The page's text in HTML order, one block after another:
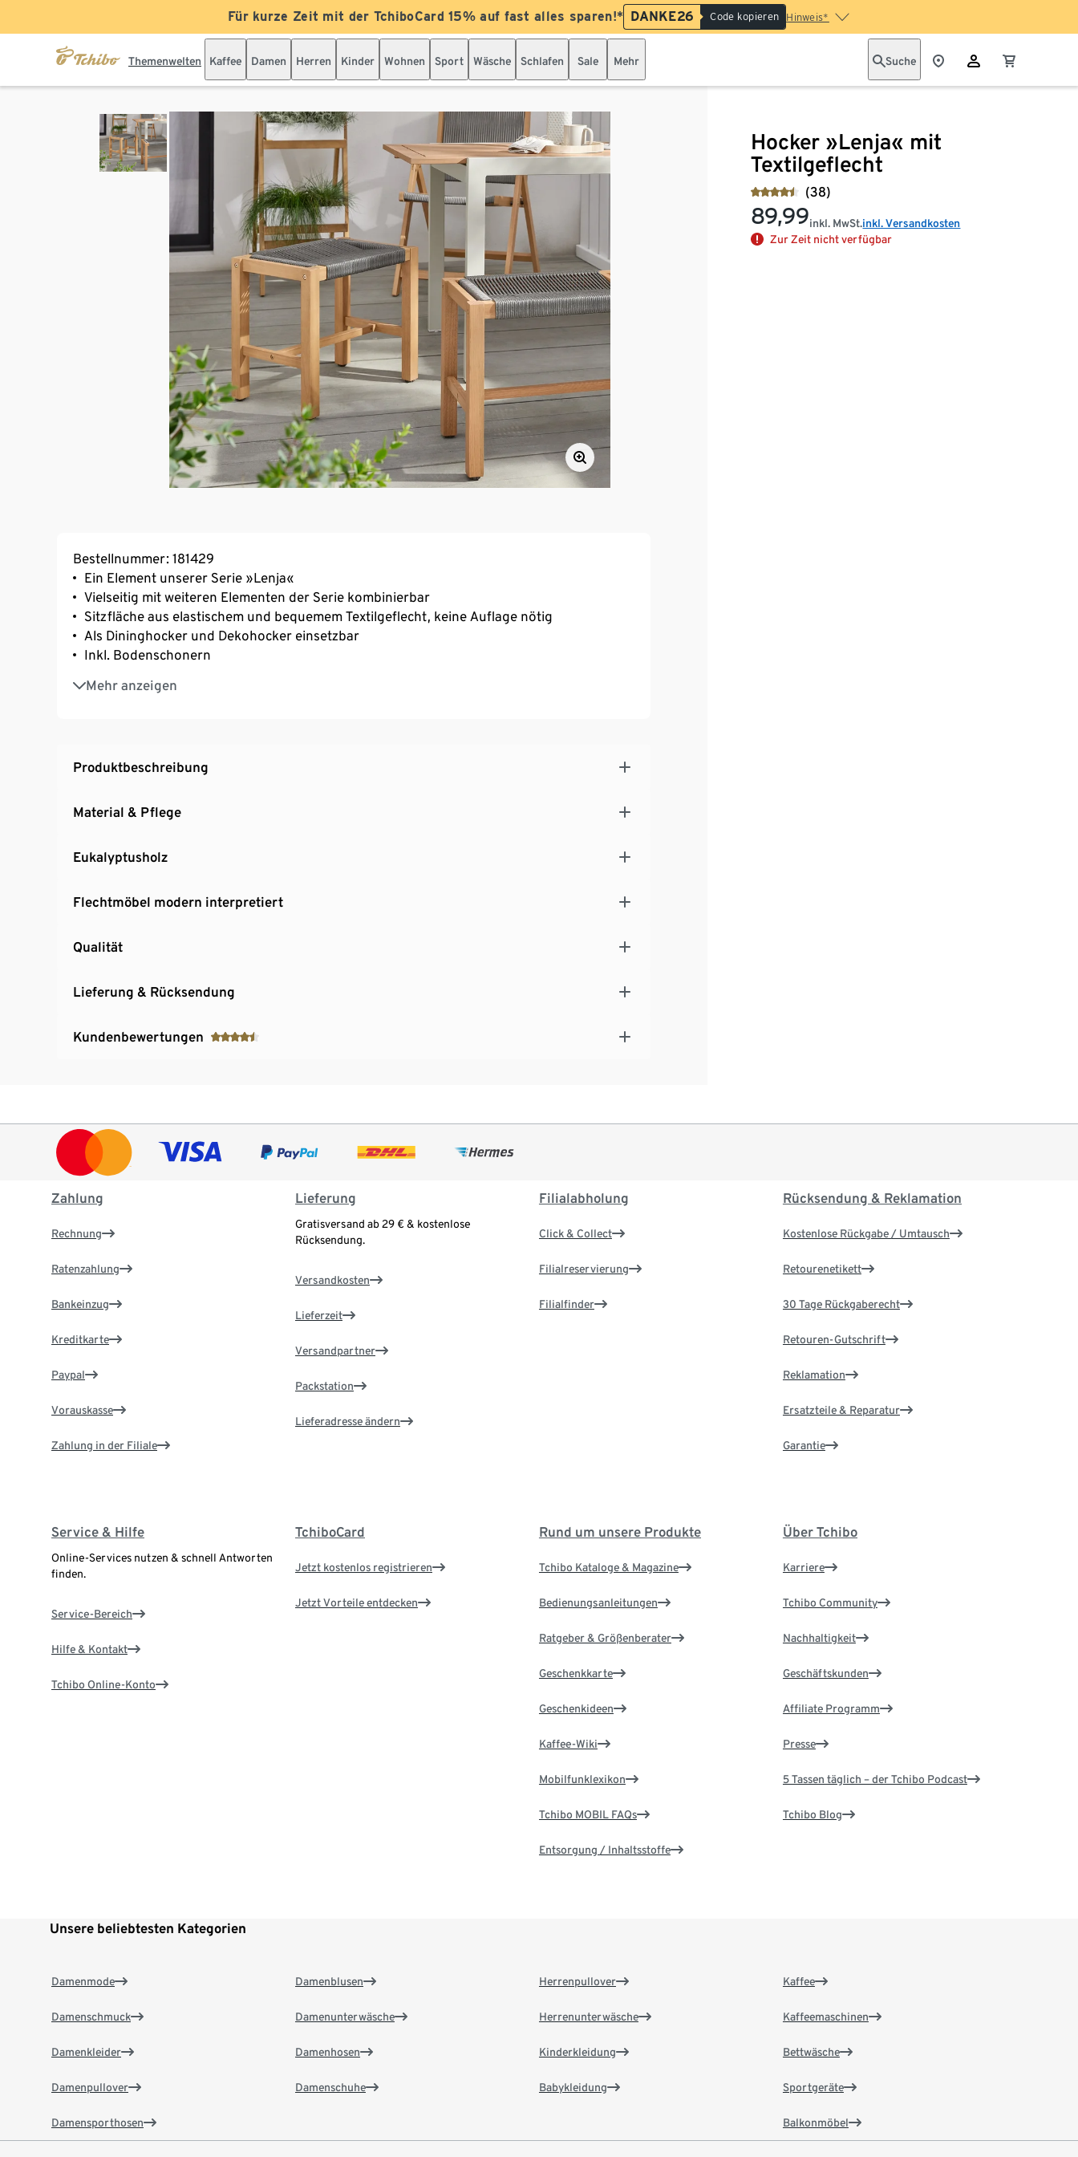
Für kurze Zeit mit der TchiboCard 15% auf fast alles sparen!* DANKE26 Code kopieren Hinweis*
Themenwelten Kaffee Damen Herren Kinder Wohnen Sport Wäsche Schlafen Sale Mehr Suche
Hocker »Lenja« mit
Textilgeflecht
(38)
89,99inkl. MwSt.inkl. Versandkosten
Zur Zeit nicht verfügbar
Bestellnummer: 181429
Ein Element unserer Serie »Lenja«
Vielseitig mit weiteren Elementen der Serie kombinierbar
Sitzfläche aus elastischem und bequemem Textilgeflecht, keine Auflage nötig
Als Dininghocker und Dekohocker einsetzbar
Inkl. Bodenschonern
Mehr anzeigen
Gestell aus Eukalyptusholz in Teakoptik
UV- und witterungsbeständig
Produktbeschreibung
Material & Pflege
Eukalyptusholz
Flechtmöbel modern interpretiert
Qualität
Lieferung & Rücksendung
Kundenbewertungen
Zahlung
Rechnung
Ratenzahlung
Bankeinzug
Kreditkarte
Paypal
Vorauskasse
Zahlung in der Filiale
Lieferung
Gratisversand ab 29 € & kostenlose
Rücksendung.
Versandkosten
Lieferzeit
Versandpartner
Packstation
Lieferadresse ändern
Filialabholung
Click & Collect
Filialreservierung
Filialfinder
Rücksendung & Reklamation
Kostenlose Rückgabe / Umtausch
Retourenetikett
30 Tage Rückgaberecht
Retouren-Gutschrift
Reklamation
Ersatzteile & Reparatur
Garantie
Service & Hilfe
Online-Services nutzen & schnell Antworten
finden.
Service-Bereich
Hilfe & Kontakt
Tchibo Online-Konto
TchiboCard
Jetzt kostenlos registrieren
Jetzt Vorteile entdecken
Rund um unsere Produkte
Tchibo Kataloge & Magazine
Bedienungsanleitungen
Ratgeber & Größenberater
Geschenkkarte
Geschenkideen
Kaffee-Wiki
Mobilfunklexikon
Tchibo MOBIL FAQs
Entsorgung / Inhaltsstoffe
Über Tchibo
Karriere
Tchibo Community
Nachhaltigkeit
Geschäftskunden
Affiliate Programm
Presse
5 Tassen täglich – der Tchibo Podcast
Tchibo Blog
Unsere beliebtesten Kategorien
Damenmode
Damenschmuck
Damenkleider
Damenpullover
Damensporthosen
Damenblusen
Damenunterwäsche
Damenhosen
Damenschuhe
Herrenpullover
Herrenunterwäsche
Kinderkleidung
Babykleidung
Kaffee
Kaffeemaschinen
Bettwäsche
Sportgeräte
Balkonmöbel